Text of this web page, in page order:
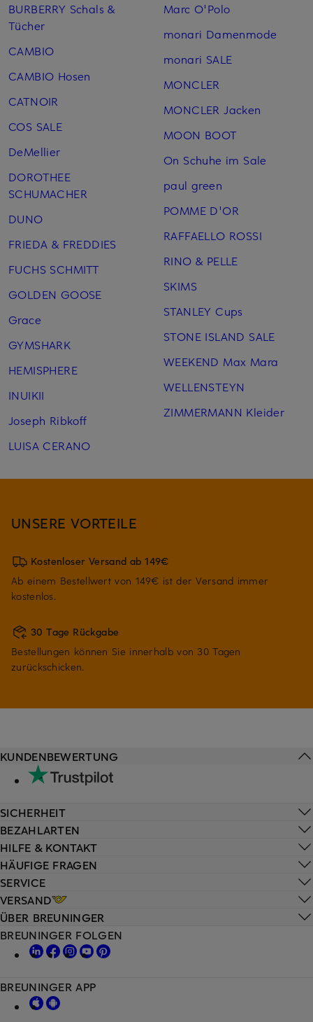
BURBERRY Schals &
Tücher
CAMBIO
CAMBIO Hosen
CATNOIR
COS SALE
DeMellier
DOROTHEE
SCHUMACHER
DUNO
FRIEDA & FREDDIES
FUCHS SCHMITT
GOLDEN GOOSE
Grace
GYMSHARK
HEMISPHERE
INUIKII
Joseph Ribkoff
LUISA CERANO
Marc O'Polo
monari Damenmode
monari SALE
MONCLER
MONCLER Jacken
MOON BOOT
On Schuhe im Sale
paul green
POMME D'OR
RAFFAELLO ROSSI
RINO & PELLE
SKIMS
STANLEY Cups
STONE ISLAND SALE
WEEKEND Max Mara
WELLENSTEYN
ZIMMERMANN Kleider
UNSERE VORTEILE
Kostenloser Versand ab 149€
Ab einem Bestellwert von 149€ ist der Versand immer
kostenlos.
30 Tage Rückgabe
Bestellungen können Sie innerhalb von 30 Tagen
zurückschicken.
HILFE & KONTAKT
HÄUFIGE FRAGEN
SERVICE
VERSAND
KUNDENBEWERTUNG
SICHERHEIT
BEZAHLARTEN
ÜBER BREUNINGER
BREUNINGER FOLGEN
BREUNINGER APP